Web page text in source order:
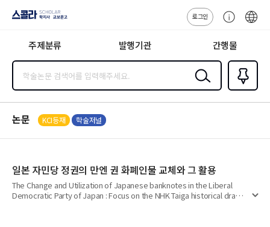
지사·교보문고
로그인
센
주제분류 발행기관 간행물
검색
즐겨찾
기0
논문 KCI등재 학술저널
일본 자민당 정권의 만엔 권 화폐인물 교체와 그 활용
The Change and Utilization of Japanese banknotes in the Liberal
Democratic Party of Japan : Focus on the NHK Taiga historical drama